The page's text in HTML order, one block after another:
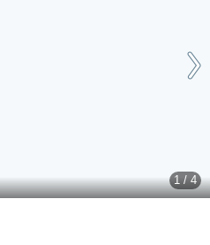
1 / 4